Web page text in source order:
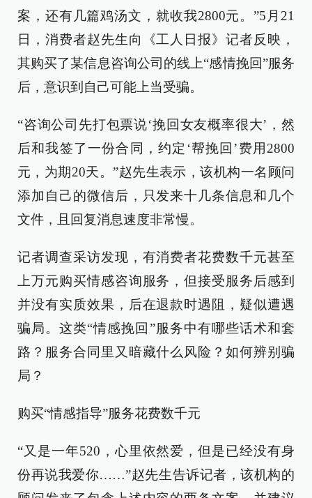
案，还有几篇鸡汤文，就收我2800元。”5月21
日，消费者赵先生向《工人日报》记者反映，
其购买了某信息咨询公司的线上“感情挽回”服务
后，意识到自己可能上当受骗。
“咨询公司先打包票说‘挽回女友概率很大’，然
后和我签了一份合同，约定‘帮挽回’费用2800
元，为期20天。”赵先生表示，该机构一名顾问
添加自己的微信后，只发来十几条信息和几个
文件，且回复消息速度非常慢。
记者调查采访发现，有消费者花费数千元甚至
上万元购买情感咨询服务，但接受服务后感到
并没有实质效果，后在退款时遇阻，疑似遭遇
骗局。这类“情感挽回”服务中有哪些话术和套
路？服务合同里又暗藏什么风险？如何辨别骗
局？
购买“情感指导”服务花费数千元
“又是一年520，心里依然爱，但是已经没有身
份再说我爱你……”赵先生告诉记者，该机构的